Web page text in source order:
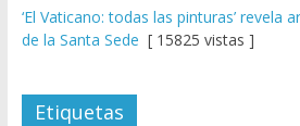
‘El Vaticano: todas las pinturas’ revela
de la Santa Sede [ 15825 vistas ]
Etiquetas